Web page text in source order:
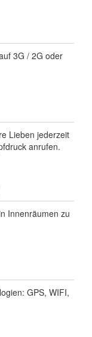
3G / 2G oder
Lieben jederzeit
anrufen.
Innenräumen zu
GPS, WIFI,